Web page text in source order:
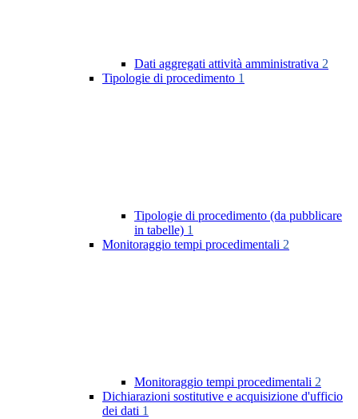
Dati aggregati attività amministrativa 2
Tipologie di procedimento 1
Tipologie di procedimento (da pubblicare
in tabelle) 1
Monitoraggio tempi procedimentali 2
Monitoraggio tempi procedimentali 2
Dichiarazioni sostitutive e acquisizione d'ufficio
dei dati 1